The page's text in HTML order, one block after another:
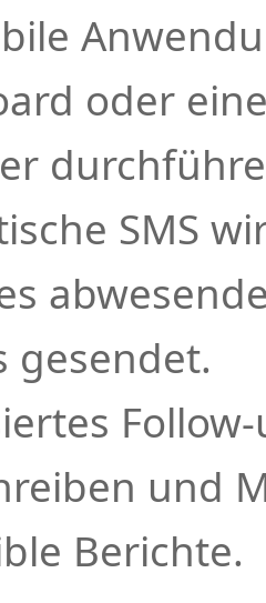
oder
SMS
gesendet.
und
Berichte.